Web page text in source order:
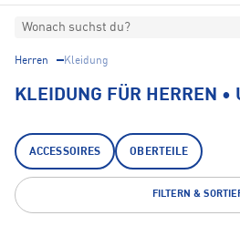
Wonach suchst du?
Herren Kleidung
KLEIDUNG FÜR HERREN •
ACCESSOIRES OBERTEILE
FILTERN &